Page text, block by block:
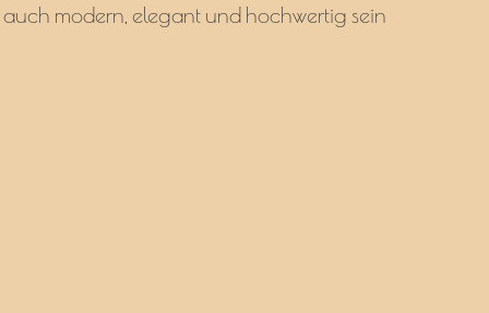
modern, elegant und hochwertig sein